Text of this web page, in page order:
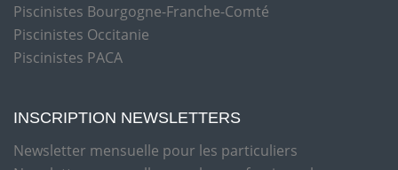
Piscinistes Bourgogne-Franche-Comté
Piscinistes Occitanie
Piscinistes PACA
INSCRIPTION NEWSLETTERS
Newsletter mensuelle pour les particuliers